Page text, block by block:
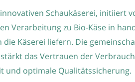
Schaukäserei, initiiert
Verarbeitung zu Bio-Käse in
Käserei liefern. Die
das Vertrauen der
und optimale Qualitätssicherung.